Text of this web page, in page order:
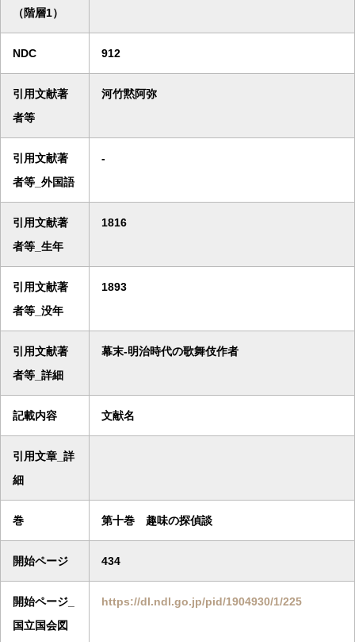
（階層1）
NDC 912
引用文献著
者等
河竹黙阿弥
引用文献著
者等_外国語
-
引用文献著
者等_生年
1816
引用文献著
者等_没年
1893
引用文献著
者等_詳細
幕末-明治時代の歌舞伎作者
記載内容 文献名
引用文章_詳
細
巻 第十巻 趣味の探偵談
開始ページ 434
開始ページ_
国立国会図
https://dl.ndl.go.jp/pid/1904930/1/225